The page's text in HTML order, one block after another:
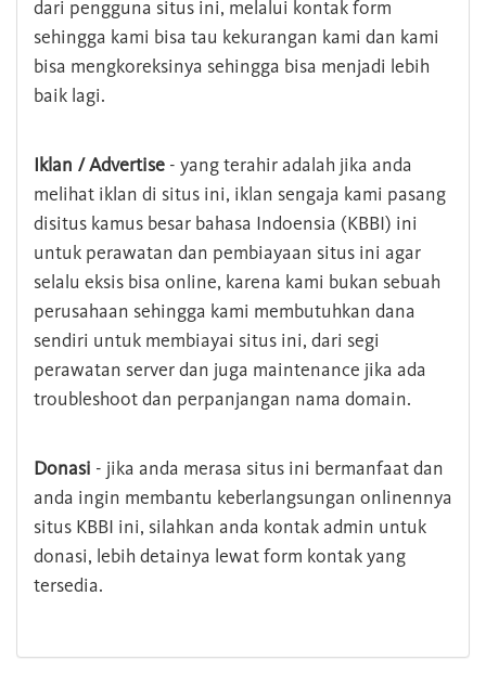
dari pengguna situs ini, melalui kontak form
sehingga kami bisa tau kekurangan kami dan kami
bisa mengkoreksinya sehingga bisa menjadi lebih
baik lagi.
Iklan / Advertise - yang terahir adalah jika anda
melihat iklan di situs ini, iklan sengaja kami pasang
disitus kamus besar bahasa Indoensia (KBBI) ini
untuk perawatan dan pembiayaan situs ini agar
selalu eksis bisa online, karena kami bukan sebuah
perusahaan sehingga kami membutuhkan dana
sendiri untuk membiayai situs ini, dari segi
perawatan server dan juga maintenance jika ada
troubleshoot dan perpanjangan nama domain.
Donasi - jika anda merasa situs ini bermanfaat dan
anda ingin membantu keberlangsungan onlinennya
situs KBBI ini, silahkan anda kontak admin untuk
donasi, lebih detainya lewat form kontak yang
tersedia.